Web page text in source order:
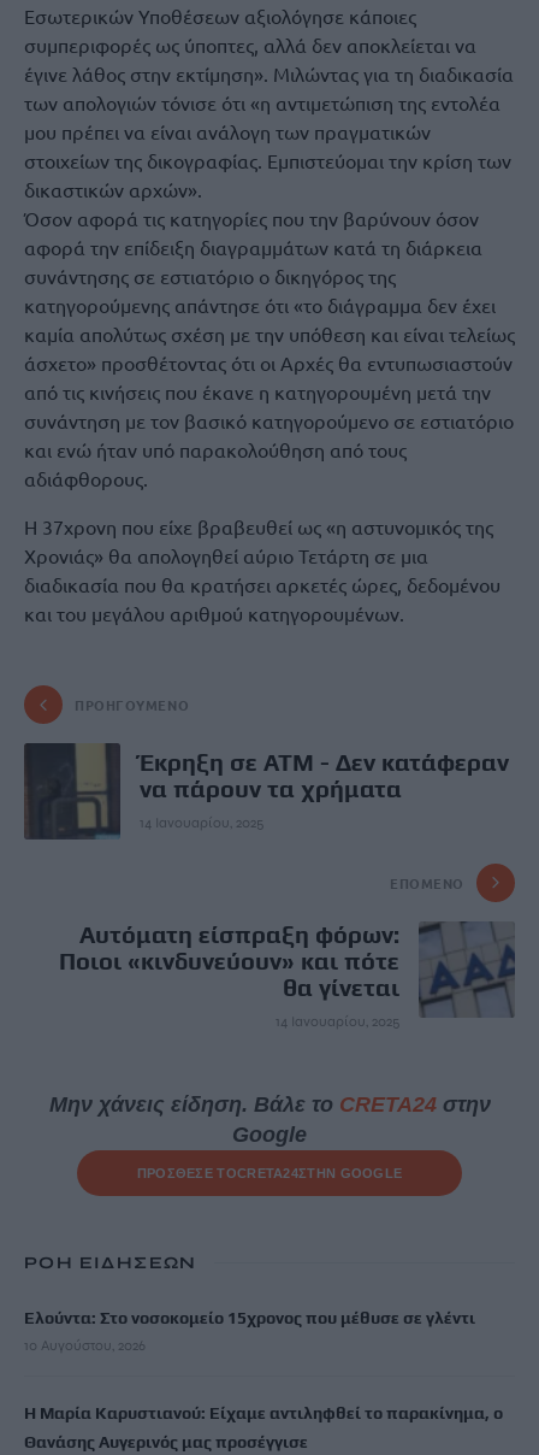
Εσωτερικών Υποθέσεων αξιολόγησε κάποιες
συμπεριφορές ως ύποπτες, αλλά δεν αποκλείεται να
έγινε λάθος στην εκτίμηση». Μιλώντας για τη διαδικασία
των απολογιών τόνισε ότι «η αντιμετώπιση της εντολέα
μου πρέπει να είναι ανάλογη των πραγματικών
στοιχείων της δικογραφίας. Εμπιστεύομαι την κρίση των
δικαστικών αρχών».
Όσον αφορά τις κατηγορίες που την βαρύνουν όσον
αφορά την επίδειξη διαγραμμάτων κατά τη διάρκεια
συνάντησης σε εστιατόριο ο δικηγόρος της
κατηγορούμενης απάντησε ότι «το διάγραμμα δεν έχει
καμία απολύτως σχέση με την υπόθεση και είναι τελείως
άσχετο» προσθέτοντας ότι οι Αρχές θα εντυπωσιαστούν
από τις κινήσεις που έκανε η κατηγορουμένη μετά την
συνάντηση με τον βασικό κατηγορούμενο σε εστιατόριο
και ενώ ήταν υπό παρακολούθηση από τους
αδιάφθορους.
Η 37χρονη που είχε βραβευθεί ως «η αστυνομικός της
Χρονιάς» θα απολογηθεί αύριο Τετάρτη σε μια
διαδικασία που θα κρατήσει αρκετές ώρες, δεδομένου
και του μεγάλου αριθμού κατηγορουμένων.
ΠΡΟΗΓΟΎΜΕΝΟ
Έκρηξη σε ΑΤΜ - Δεν κατάφεραν
να πάρουν τα χρήματα
14 Ιανουαρίου, 2025
ΕΠΌΜΕΝΟ
Αυτόματη είσπραξη φόρων:
Ποιοι «κινδυνεύουν» και πότε
θα γίνεται
14 Ιανουαρίου, 2025
Μην χάνεις είδηση. Βάλε το CRETA24στην
Google
ΠΡΟΣΘΕΣΕ ΤΟCRETA24ΣΤΗΝ GOOGLE
ΡΟΗ ΕΙΔΗΣΕΩΝ
Ελούντα: Στο νοσοκομείο 15χρονος που μέθυσε σε γλέντι
10 Αυγούστου, 2026
Η Μαρία Καρυστιανού: Είχαμε αντιληφθεί το παρακίνημα, ο
Θανάσης Αυγερινός μας προσέγγισε